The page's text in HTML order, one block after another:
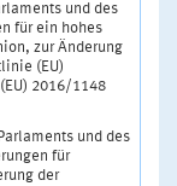
und des
für ein hohes
zur Änderung
(EU)
2016/1148
und des
für
der